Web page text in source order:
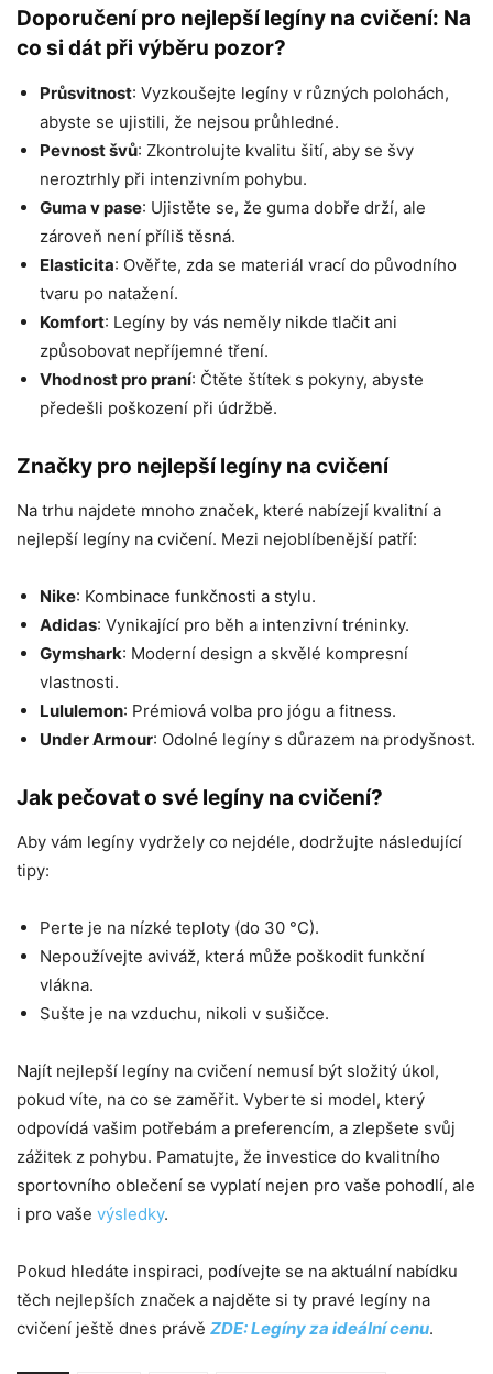
Doporučení pro nejlepší legíny na cvičení: Na
co si dát při výběru pozor?
Průsvitnost: Vyzkoušejte legíny v různých polohách,
abyste se ujistili, že nejsou průhledné.
Pevnost švů: Zkontrolujte kvalitu šití, aby se švy
neroztrhly při intenzivním pohybu.
Guma v pase: Ujistěte se, že guma dobře drží, ale
zároveň není příliš těsná.
Elasticita: Ověřte, zda se materiál vrací do původního
tvaru po natažení.
Komfort: Legíny by vás neměly nikde tlačit ani
způsobovat nepříjemné tření.
Vhodnost pro praní: Čtěte štítek s pokyny, abyste
předešli poškození při údržbě.
Značky pro nejlepší legíny na cvičení
Na trhu najdete mnoho značek, které nabízejí kvalitní a
nejlepší legíny na cvičení. Mezi nejoblíbenější patří:
Nike: Kombinace funkčnosti a stylu.
Adidas: Vynikající pro běh a intenzivní tréninky.
Gymshark: Moderní design a skvělé kompresní
vlastnosti.
Lululemon: Prémiová volba pro jógu a fitness.
Under Armour: Odolné legíny s důrazem na prodyšnost.
Jak pečovat o své legíny na cvičení?
Aby vám legíny vydržely co nejdéle, dodržujte následující
tipy:
Perte je na nízké teploty (do 30 °C).
Nepoužívejte aviváž, která může poškodit funkční
vlákna.
Sušte je na vzduchu, nikoli v sušičce.
Najít nejlepší legíny na cvičení nemusí být složitý úkol,
pokud víte, na co se zaměřit. Vyberte si model, který
odpovídá vašim potřebám a preferencím, a zlepšete svůj
zážitek z pohybu. Pamatujte, že investice do kvalitního
sportovního oblečení se vyplatí nejen pro vaše pohodlí, ale
i pro vaše výsledky.
Pokud hledáte inspiraci, podívejte se na aktuální nabídku
těch nejlepších značek a najděte si ty pravé legíny na
cvičení ještě dnes právě ZDE: Legíny za ideální cenu.